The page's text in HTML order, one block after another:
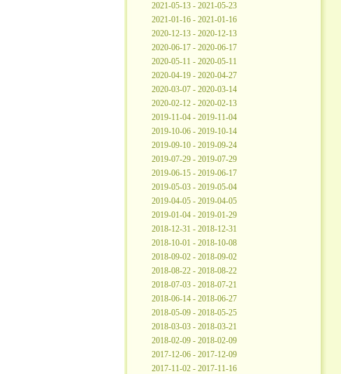
2021-05-13 - 2021-05-23
2021-01-16 - 2021-01-16
2020-12-13 - 2020-12-13
2020-06-17 - 2020-06-17
2020-05-11 - 2020-05-11
2020-04-19 - 2020-04-27
2020-03-07 - 2020-03-14
2020-02-12 - 2020-02-13
2019-11-04 - 2019-11-04
2019-10-06 - 2019-10-14
2019-09-10 - 2019-09-24
2019-07-29 - 2019-07-29
2019-06-15 - 2019-06-17
2019-05-03 - 2019-05-04
2019-04-05 - 2019-04-05
2019-01-04 - 2019-01-29
2018-12-31 - 2018-12-31
2018-10-01 - 2018-10-08
2018-09-02 - 2018-09-02
2018-08-22 - 2018-08-22
2018-07-03 - 2018-07-21
2018-06-14 - 2018-06-27
2018-05-09 - 2018-05-25
2018-03-03 - 2018-03-21
2018-02-09 - 2018-02-09
2017-12-06 - 2017-12-09
2017-11-02 - 2017-11-16